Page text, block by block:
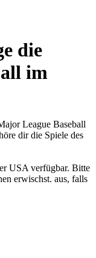
die
im
League Baseball
dir die Spiele des
USA verfügbar. Bitte
erwischst. aus, falls